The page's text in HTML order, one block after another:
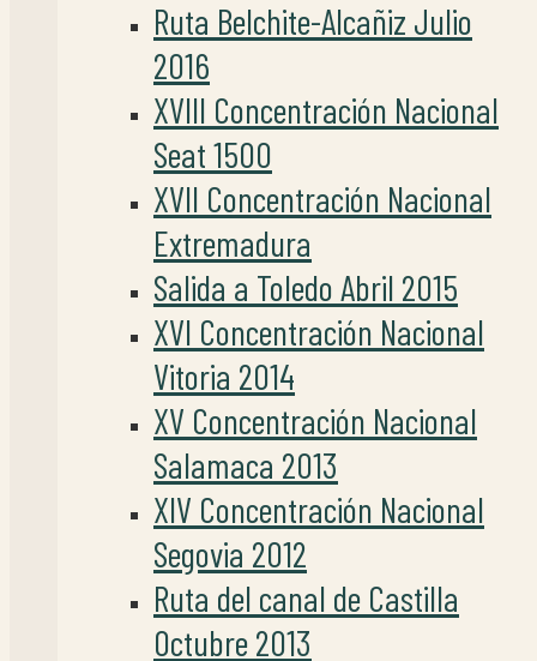
Ruta Belchite-Alcañiz Julio
2016
XVIII Concentración Nacional
Seat 1500
XVII Concentración Nacional
Extremadura
Salida a Toledo Abril 2015
XVI Concentración Nacional
Vitoria 2014
XV Concentración Nacional
Salamaca 2013
XIV Concentración Nacional
Segovia 2012
Ruta del canal de Castilla
Octubre 2013